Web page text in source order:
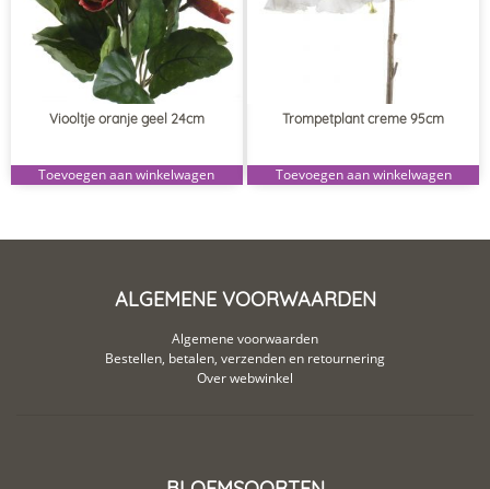
Viooltje oranje geel 24cm
Toevoegen aan winkelwagen
Trompetplant creme 95cm
Toevoegen aan winkelwagen
ALGEMENE VOORWAARDEN
Algemene voorwaarden
Bestellen, betalen, verzenden en retournering
Over webwinkel